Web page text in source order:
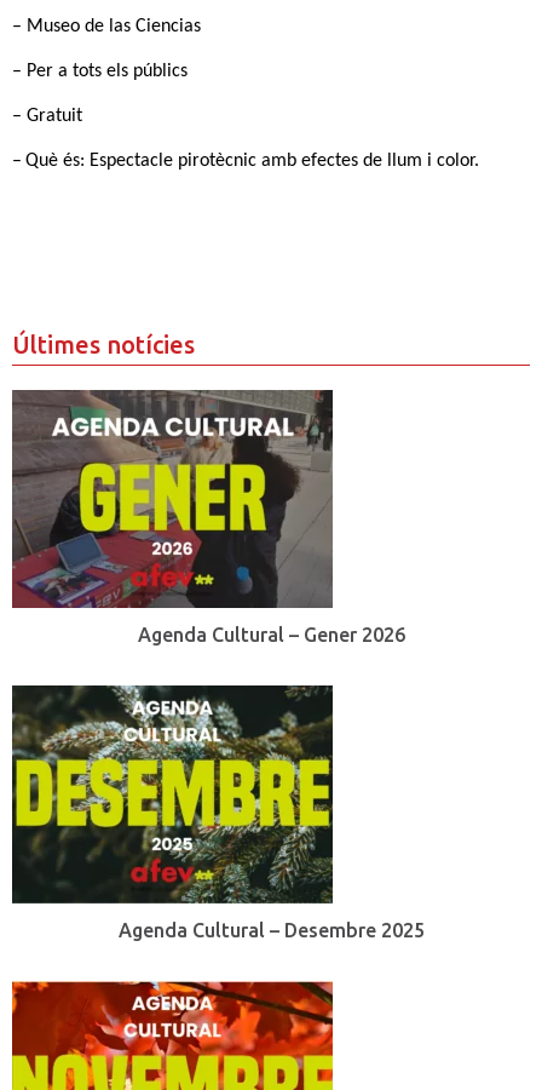
– Museo de las Ciencias
– Per a tots els públics
– Gratuit
– Què és: Espectacle pirotècnic amb efectes de llum i color.
Últimes notícies
Agenda Cultural – Gener 2026
Agenda Cultural – Desembre 2025